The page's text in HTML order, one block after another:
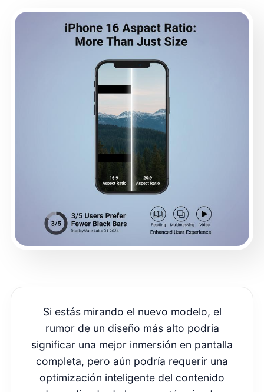
video
“Tres de cada cinco usuarios prefieren
con menos barras negras durante la
reproducción,” según el informe del primer
trimestre de DisplayMate Labs de principios
2024—y ahí es donde la relación de aspecto
entra en juego en gran medida.
• ¿Ver películas filmadas en formato
ancho como Cinemascope? Obtendrás
barras negras notorias en un teléfono
Los creadores de YouTube
principalmente graban en 16:9, así que
cualquier cosa más allá de eso recorta
o añade relleno a menos que se ajuste
correctamente por el software.